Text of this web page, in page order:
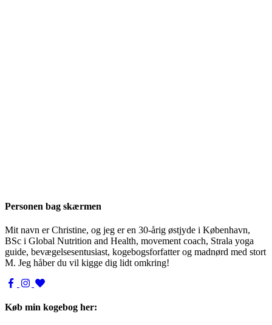
Personen bag skærmen
Mit navn er Christine, og jeg er en 30-årig østjyde i København,
BSc i Global Nutrition and Health, movement coach, Strala yoga
guide, bevægelsesentusiast, kogebogsforfatter og madnørd med stort
M. Jeg håber du vil kigge dig lidt omkring!
Køb min kogebog her: